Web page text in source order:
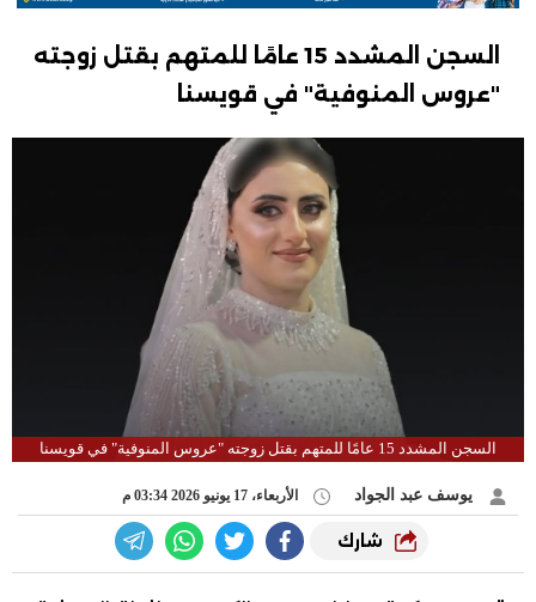
السجن المشدد 15 عامًا للمتهم بقتل زوجته
"عروس المنوفية" في قويسنا
السجن المشدد 15 عامًا للمتهم بقتل زوجته "عروس المنوفية" في قويسنا
يوسف عبد الجواد الأربعاء، 17 يونيو 2026 03:34 م
شارك